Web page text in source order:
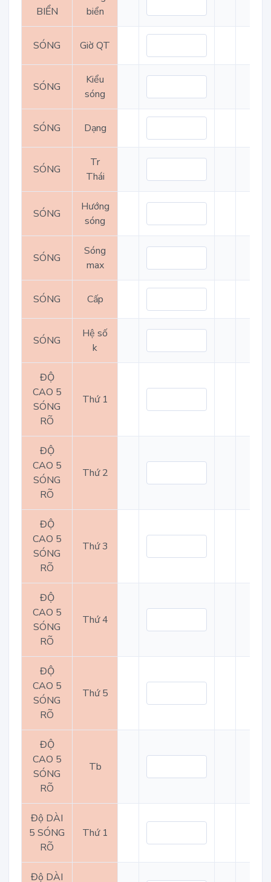
BIỂN
biển
SÓNG Giờ QT
SÓNG
Kiểu
sóng
SÓNG Dạng
SÓNG
Tr
Thái
SÓNG
Hướng
sóng
SÓNG
Sóng
max
SÓNG Cấp
SÓNG
Hệ số
k
ĐỘ
CAO 5
SÓNG
RÕ
Thứ 1
ĐỘ
CAO 5
SÓNG
RÕ
Thứ 2
ĐỘ
CAO 5
SÓNG
RÕ
Thứ 3
ĐỘ
CAO 5
SÓNG
RÕ
Thứ 4
ĐỘ
CAO 5
SÓNG
RÕ
Thứ 5
ĐỘ
CAO 5
SÓNG
RÕ
Tb
Độ DÀI
5 SÓNG
RÕ
Thứ 1
Độ DÀI